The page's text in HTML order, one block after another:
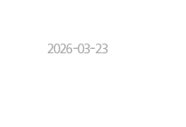
2026-03-23